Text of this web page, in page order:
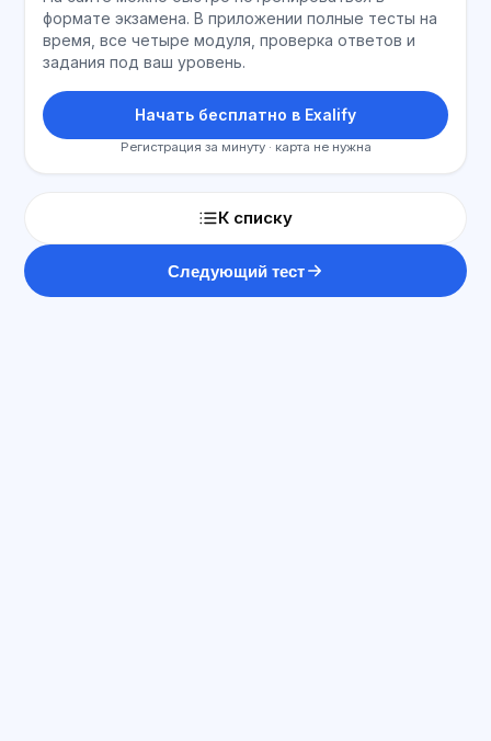
формате экзамена. В приложении полные тесты на
время, все четыре модуля, проверка ответов и
задания под ваш уровень.
Начать бесплатно в Exalify
Регистрация за минуту · карта не нужна
К списку
Следующий тест